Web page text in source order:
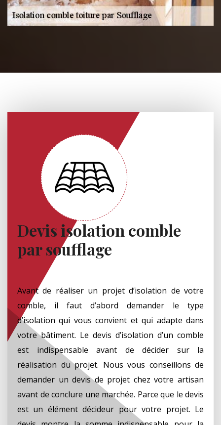
Devis isolation comble
par soufflage
Avant de réaliser un projet d’isolation de votre
comble, il faut d’abord demander le type
d’isolation qui vous convient et qui adapte dans
votre bâtiment. Le devis d’isolation d’un comble
est indispensable avant de décider sur la
réalisation du projet. Nous vous conseillons de
demander un devis de projet chez votre artisan
avant de conclure une marchée. Parce que le devis
est un élément décideur pour votre projet. Le